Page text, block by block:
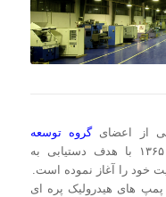
از اعضایگروه توسعه
است که از سال ۱۳۶۵ با هدف دستیابی به
خود را آغاز نموده است.
پمپ های هیدرولیک پره ای